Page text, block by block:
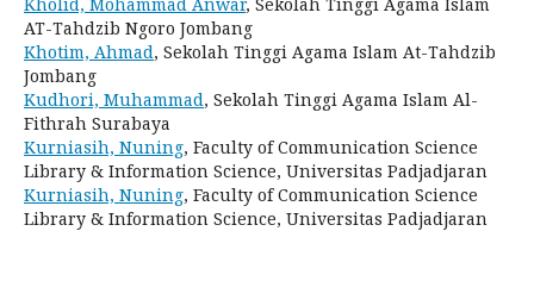
AT-Tahdzib Ngoro Jombang
Khotim, Ahmad, Sekolah Tinggi Agama Islam At-Tahdzib
Jombang
Kudhori, Muhammad, Sekolah Tinggi Agama Islam Al-
Fithrah Surabaya
Kurniasih, Nuning, Faculty of Communication Science
Library & Information Science, Universitas Padjadjaran
Kurniasih, Nuning, Faculty of Communication Science
Library & Information Science, Universitas Padjadjaran